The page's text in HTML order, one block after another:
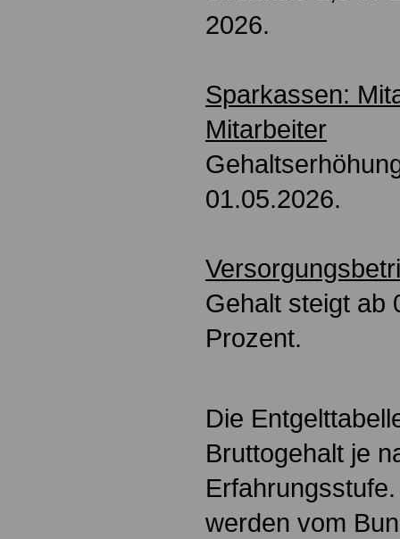
2026.
Sparkassen:
Mitarbeiter
01.05.2026.
Gehalt steigt ab
Prozent.
Die
Bruttogehalt je
werden vom